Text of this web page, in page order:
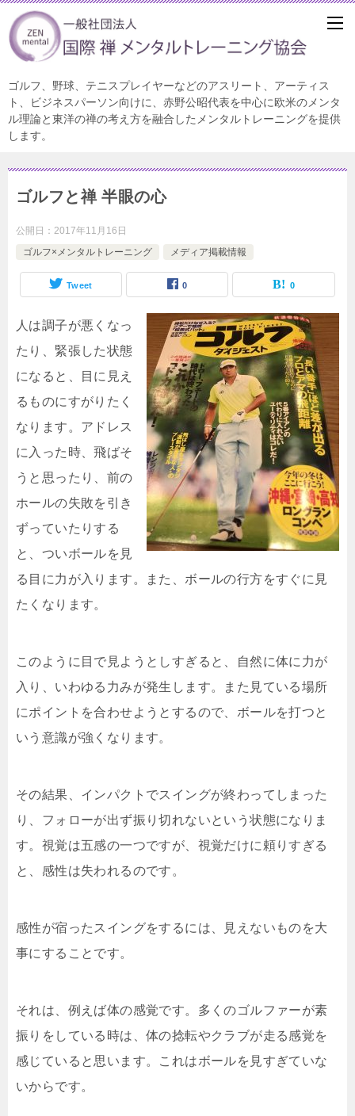
ゴルフ、野球、テニスプレイヤーなどのアスリート、アーティス
ト、ビジネスパーソン向けに、赤野公昭代表を中心に欧米のメンタ
ル理論と東洋の禅の考え方を融合したメンタルトレーニングを提供
します。
ゴルフと禅 半眼の心
公開日： 2017年11月16日
ゴルフ×メンタルトレーニング
メディア掲載情報
Tweet 0 0
人は調子が悪くなっ
たり、緊張した状態
になると、目に見え
るものにすがりたく
なります。アドレス
に入った時、飛ばそ
うと思ったり、前の
ホールの失敗を引き
ずっていたりする
と、ついボールを見
る目に力が入ります。また、ボールの行方をすぐに見
たくなります。
このように目で見ようとしすぎると、自然に体に力が
入り、いわゆる力みが発生します。また見ている場所
にポイントを合わせようとするので、ボールを打つと
いう意識が強くなります。
その結果、インパクトでスイングが終わってしまった
り、フォローが出ず振り切れないという状態になりま
す。視覚は五感の一つですが、視覚だけに頼りすぎる
と、感性は失われるのです。
感性が宿ったスイングをするには、見えないものを大
事にすることです。
それは、例えば体の感覚です。多くのゴルファーが素
振りをしている時は、体の捻転やクラブが走る感覚を
感じていると思います。これはボールを見すぎていな
いからです。